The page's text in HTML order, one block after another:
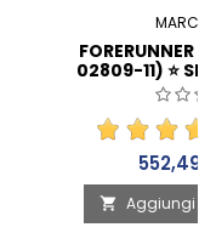
MARCA:
FORERUNNER
02809-11) ⭐
Prezzo
552,49
 Aggiungi al